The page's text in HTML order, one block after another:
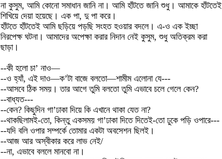
না কুসুম, আমি কোনো সমাধান জানি না। আমি হাঁটতে জানি শুধু। আমাকে হাঁটতেই
শিখিয়ে দেয়া হয়েছে। এক পা, দু পা করে।
হাঁটতে হাঁটতেই আমি ছড়িয়ে পড়ছি সংহত হওয়ার বদলে। এ-ও এক ইচ্ছা
নিরপেক্ষ ঘটনা। আমাদের অপেক্ষা করার নিদান নেই কুসুম, শুধু অতিক্রম করা
ছাড়া।
--কী হলো চা’ নাও—
--ও হ্যাঁ, এই দাও—ক’টা বাজে বলতো—শামীম এলোনা যে---
--আসবে ঠিক সময়। তার আগে তুমি বলতো তুমি এভাবে চলে গেলে কেন?
--বাধ্যত---
--কেন? কিছুদিন গা’ঢাকা দিয়ে কি এখানে থাকা যেত না?
--থাকছিলামই-তো, কিন্তু একসময় গা’ঢাকা দিতে দিতেই-তো ঢুকে পড়ি ওপারে---
--যদি বলি ওপার সম্পর্কে তোমার একটা অবসেশন ছিলই।
--আজ আর অস্বীকার করে লাভ নেই/
--না, এভাবে বললে মানবো না।